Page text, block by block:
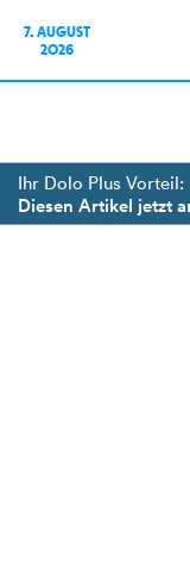
7. AUGUST
2026
Ihr Dolo Plus Vorteil:
Diesen Artikel jetzt